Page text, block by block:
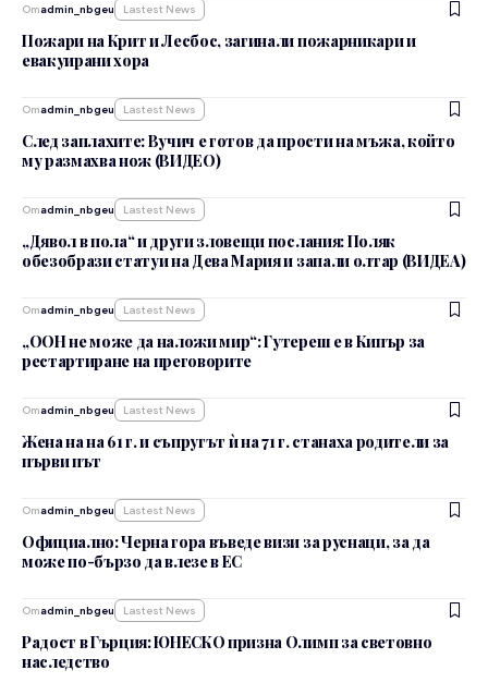
Отadmin_nbgeu Lastest News
Пожари на Крит и Лесбос, загинали пожарникари и
евакуирани хора
Отadmin_nbgeu Lastest News
След заплахите: Вучич е готов да прости на мъжа, който
му размахва нож (ВИДЕО)
Отadmin_nbgeu Lastest News
„Дявол в пола“ и други зловещи послания: Поляк
обезобрази статуи на Дева Мария и запали олтар (ВИДЕА)
Отadmin_nbgeu Lastest News
„ООН не може да наложи мир“: Гутереш е в Кипър за
рестартиране на преговорите
Отadmin_nbgeu Lastest News
Жена на на 61 г. и съпругът ѝ на 71 г. станаха родители за
първи път
Отadmin_nbgeu Lastest News
Официално: Черна гора въведе визи за руснаци, за да
може по-бързо да влезе в ЕС
Отadmin_nbgeu Lastest News
Радост в Гърция: ЮНЕСКО призна Олимп за световно
наследство